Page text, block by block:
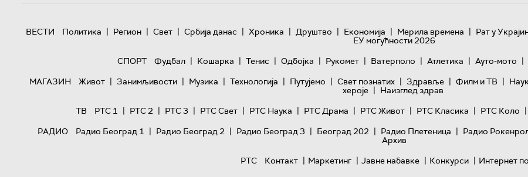
ВЕСТИ Политика | Регион | Свет | Србија данас | Хроника | Друштво | Економија | Мерила времена | Рат у
ЕУ могућности 2026
СПОРТ
Фудбал | Кошарка | Тенис | Одбојка | Рукомет | Ватерполо | Атлетика | Ауто-мото |
МАГАЗИН
Живот | Занимљивости | Музика | Технологијa | Путујемо | Свет познатих | Здравље | Филм и ТВ |
хероје | Наизглед здрав
ТВ
РТС 1 | РТС 2 | РТС 3 | РТС Свет | РТС Наука | РТС Драма | РТС Живот | РТС Класика | РТС Коло |
РАДИО
Радио Београд 1 | Радио Београд 2 | Радио Београд 3 | Београд 202 | Радио Плетеница | Радио
Архив
РТС
Контакт | Маркетинг | Јавне набавке | Конкурси | Интернет